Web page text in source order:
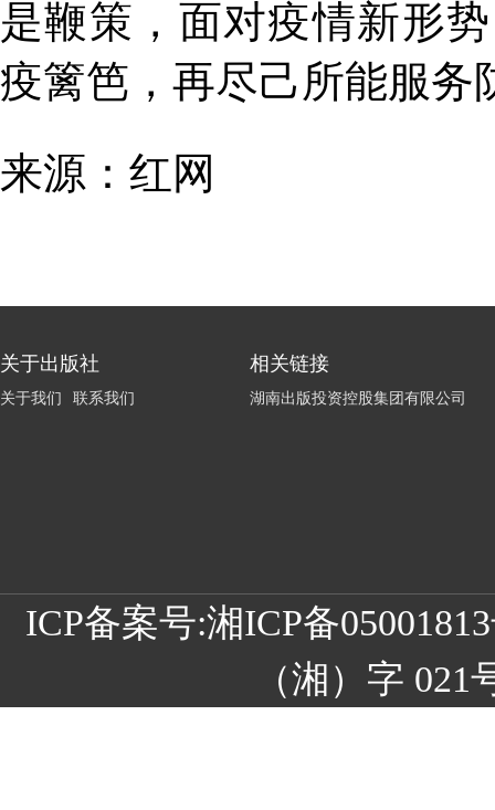
是鞭策，面对疫情新形
疫篱笆，再尽己所能服务
来源：红网
关于出版社
关于我们 联系我们
相关链接
湖南出版投资控股集团有限公司
ICP备案号:湘ICP备
（湘）字 021